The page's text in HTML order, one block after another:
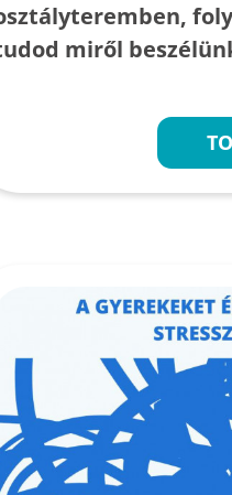
miről